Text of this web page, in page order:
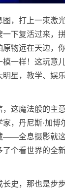
图，打上一束激
一下复活过来，
物远在天边，
模一样！这玩意
明星，教学、娱
这魔法般的主
，丹尼斯·加博
——全息摄影就
个看世界的全
长史，那也是步